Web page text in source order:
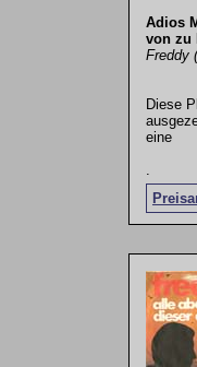
Adios
von zu
Freddy
Diese
eine